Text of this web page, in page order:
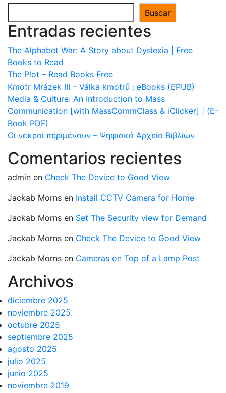
Buscar
Entradas recientes
The Alphabet War: A Story about Dyslexia | Free
Books to Read
The Plot – Read Books Free
Kmotr Mrázek III – Válka kmotrů : eBooks (EPUB)
Media & Culture: An Introduction to Mass
Communication [with MassCommClass & iClicker] | (E-
Book PDF)
Οι νεκροί περιμένουν – Ψηφιακό Αρχείο Βιβλίων
Comentarios recientes
admin en Check The Device to Good View
Jackab Morns en Install CCTV Camera for Home
Jackab Morns en Set The Security view for Demand
Jackab Morns en Check The Device to Good View
Jackab Morns en Cameras on Top of a Lamp Post
Archivos
diciembre 2025
noviembre 2025
octubre 2025
septiembre 2025
agosto 2025
julio 2025
junio 2025
noviembre 2019